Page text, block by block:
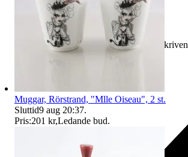
Ersättning om varan inte är som beskriven
Muggar, Rörstrand, "Mlle Oiseau", 2 st.
Sluttid9 aug 20:37.
Pris:201 kr,Ledande bud.